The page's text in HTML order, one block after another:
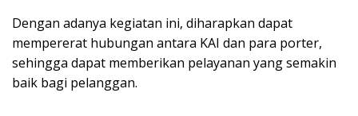
Dengan adanya kegiatan ini, diharapkan dapat
mempererat hubungan antara KAI dan para porter,
sehingga dapat memberikan pelayanan yang semakin
baik bagi pelanggan.